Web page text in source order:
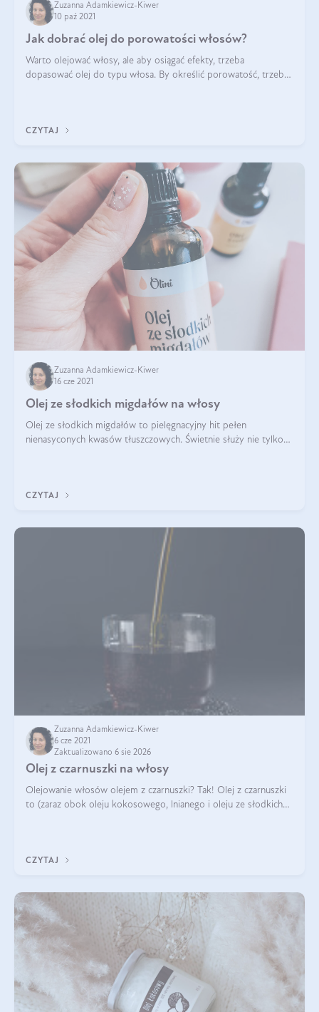
Zuzanna Adamkiewicz-Kiwer
10 paź 2021
Jak dobrać olej do porowatości włosów?
Warto olejować włosy, ale aby osiągać efekty, trzeba
dopasować olej do typu włosa. By określić porowatość, trzeba
CZYTAJ
Zuzanna Adamkiewicz-Kiwer
16 cze 2021
Olej ze słodkich migdałów na włosy
Olej ze słodkich migdałów to pielęgnacyjny hit pełen
nienasyconych kwasów tłuszczowych. Świetnie służy nie tylko
CZYTAJ
Zuzanna Adamkiewicz-Kiwer
6 cze 2021
Zaktualizowano 6 sie 2026
Olej z czarnuszki na włosy
Olejowanie włosów olejem z czarnuszki? Tak! Olej z czarnuszki
to (zaraz obok oleju kokosowego, lnianego i oleju ze słodkich
CZYTAJ